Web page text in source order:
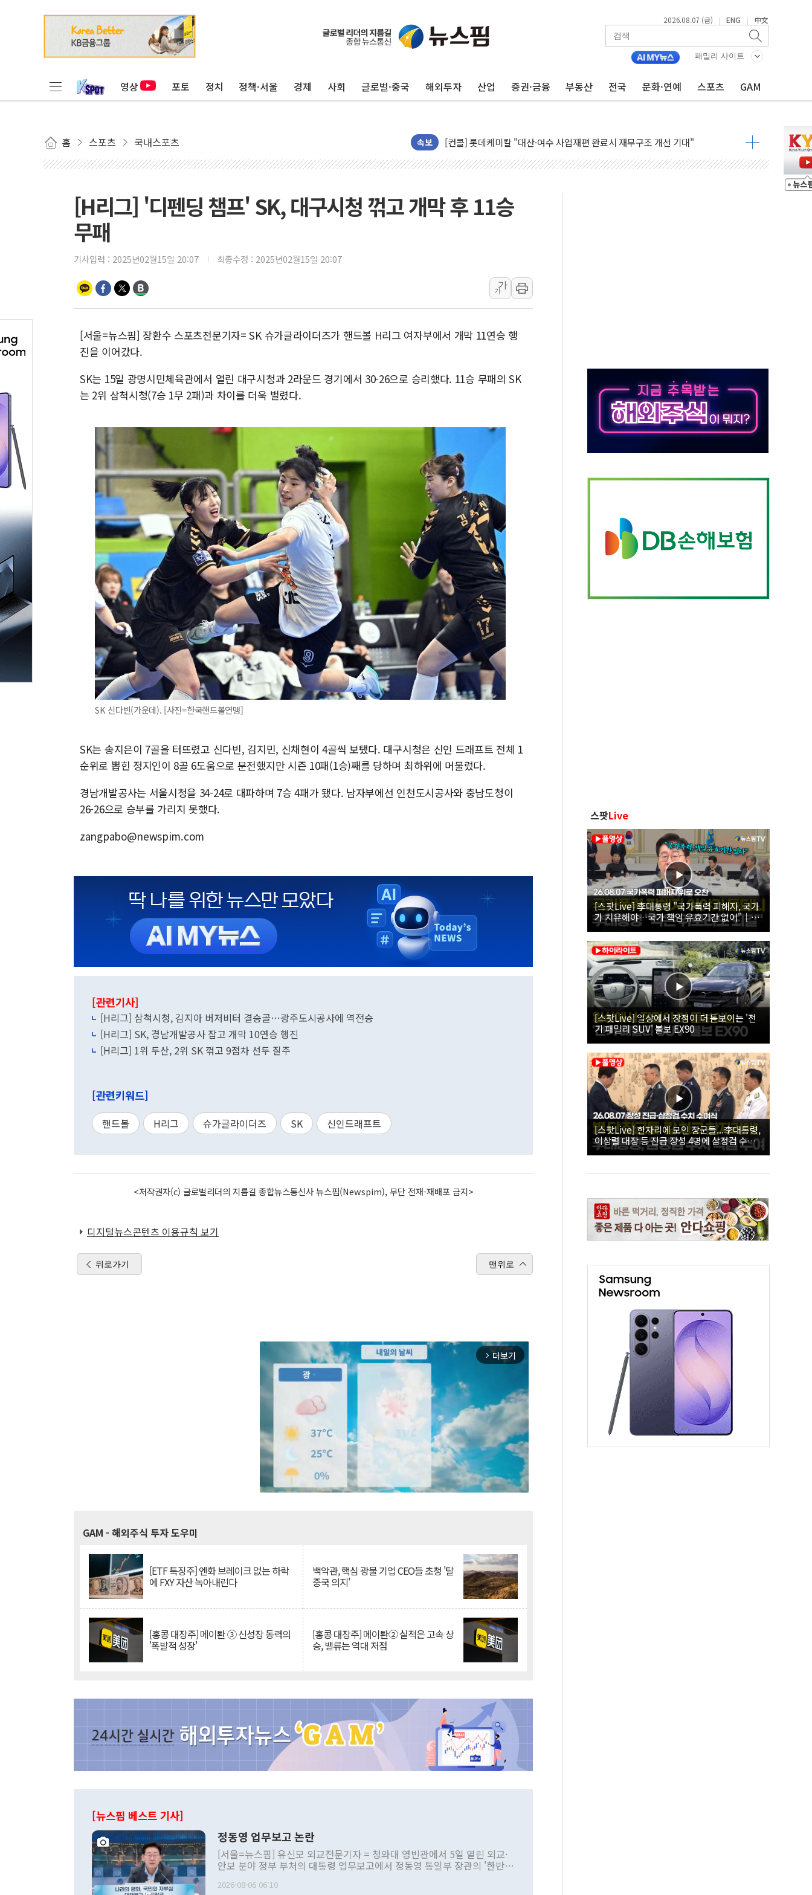
2026.08.07 (금) | ENG | 中文
패밀리 사이트
영상 포토 정치 정책·서울 경제 사회 글로벌·중국 해외투자 산업 증권·금융 부동산 전국 문화·연예 스포츠 GAM
홈 스포츠 국내스포츠 속보
서울 노원 40.2도…8년 만에 서울서 40도 넘어
한전, 한전기술지주 출범…에너지 유니콘기업 본격 육성
[중국증시 마감] CPO∙PCB∙CRO가 이끈 '기술주 상승장'
[ETF 시황] 2차전지 ETF 급등, SK하이닉스 레버리지는 급락
SK증권, 비대면 고객 대상 '수수료 평생 우대' 이벤트 진행
통합위, 'AI 포용사회'·'청년 자산격차 해소' 특위 출범…"소외되는 계층 없도록"
[마감시황] 코스피, 7주 연속 하락…외국인 매도에 6258.77
중수청 임용설명회에 검사 110명 등 1100명 참석...인사·처우 관심
취재진 질의에 답하는 김태우 에이버튼 CD
목동8단지 현설에 대우·DL·GS·현산 참여…'공사비 인상 차단' 조건
[일본 증시] 닛케이, 레이저텍·SBG 실적 우려에 이틀째 하락...토픽스는 상승
롯데케미칼, 2분기 영업익 1101억 '흑자전환'
[H리그] '디펜딩 챔프' SK, 대구시청 꺾고 개막 후 11승
무패
기사입력 : 2025년02월15일 20:07 최종수정 : 2025년02월15일 20:07
가
가
[서울=뉴스핌] 장환수 스포츠전문기자= SK 슈가글라이더즈가 핸드볼 H리그 여자부에서 개막 11연승 행
진을 이어갔다.
SK는 15일 광명시민체육관에서 열린 대구시청과 2라운드 경기에서 30-26으로 승리했다. 11승 무패의 SK
는 2위 삼척시청(7승 1무 2패)과 차이를 더욱 벌렸다.
SK 신다빈(가운데). [사진=한국핸드볼연맹]
SK는 송지은이 7골을 터뜨렸고 신다빈, 김지민, 신채현이 4골씩 보탰다. 대구시청은 신인 드래프트 전체 1
순위로 뽑힌 정지인이 8골 6도움으로 분전했지만 시즌 10패(1승)째를 당하며 최하위에 머물렀다.
경남개발공사는 서울시청을 34-24로 대파하며 7승 4패가 됐다. 남자부에선 인천도시공사와 충남도청이
26-26으로 승부를 가리지 못했다.
zangpabo@newspim.com
[관련기사]
[H리그] 삼척시청, 김지아 버저비터 결승골…광주도시공사에 역전승
[H리그] SK, 경남개발공사 잡고 개막 10연승 행진
[H리그] 1위 두산, 2위 SK 꺾고 9점차 선두 질주
[관련키워드]
핸드볼 H리그 슈가글라이더즈 SK 신인드래프트
<저작권자(c) 글로벌리더의 지름길 종합뉴스통신사 뉴스핌(Newspim), 무단 전재-재배포 금지>
디지털뉴스콘텐츠 이용규칙 보기
뒤로가기 맨위로
arrow_forward_ios 더보기
GAM - 해외주식 투자 도우미
[ETF 특징주] 엔화 브레이크 없는 하락
에 FXY 자산 녹아내린다
백악관, 핵심 광물 기업 CEO들 초청 '탈
중국 의지'
[홍콩 대장주] 메이퇀 ③ 신성장 동력의
'폭발적 성장'
[홍콩 대장주] 메이퇀② 실적은 고속 상
승, 밸류는 역대 저점
[뉴스핌 베스트 기사]
정동영 업무보고 논란
[서울=뉴스핌] 유신모 외교전문기자 = 청와대 영빈관에서 5일 열린 외교·
안보 분야 정부 부처의 대통령 업무보고에서 정동영 통일부 장관의 '한반도
발언 중에는 정부 내 조율을 거치지 않은 사안을 정책으로 추진하겠다고 공
2026-08-06 06:10
스팟Live
[스팟Live] 李대통령 "국가폭력 피해자, 국가
가 치유해야…국가 책임 유효기간 없어"｜
26.08.07 국가폭력 피해자 위로 오찬
[스팟Live] 일상에서 장점이 더 돋보이는 '전
기 패밀리 SUV' 볼보 EX90
[스팟Live] 한자리에 모인 장군들...李대통령,
이상렬 대장 등 진급 장성 4명에 삼정검 수치
직접 수여｜26.08.07 장성 진급·삼정검 수치